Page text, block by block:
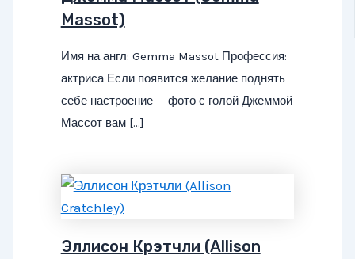
Massot)
Имя на англ: Gemma Massot Профессия:
актриса Если появится желание поднять
себе настроение — фото с голой Джеммой
Массот вам […]
Эллисон Крэтчли (Allison